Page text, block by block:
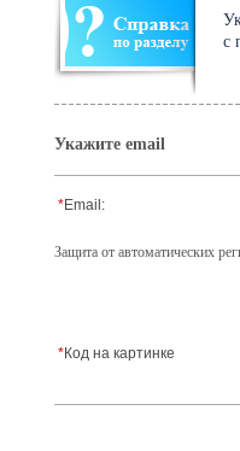
с
Укажите email
*Email:
Защита от автоматических
*Код на картинке